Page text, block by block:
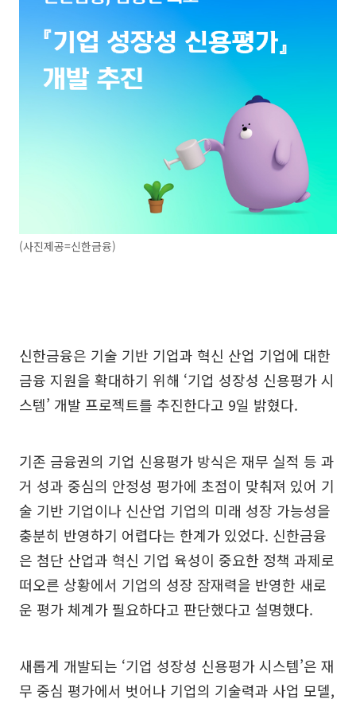
(사진제공=신한금융)
신한금융은 기술 기반 기업과 혁신 산업 기업에 대한
금융 지원을 확대하기 위해 ‘기업 성장성 신용평가 시
스템’ 개발 프로젝트를 추진한다고 9일 밝혔다.
기존 금융권의 기업 신용평가 방식은 재무 실적 등 과
거 성과 중심의 안정성 평가에 초점이 맞춰져 있어 기
술 기반 기업이나 신산업 기업의 미래 성장 가능성을
충분히 반영하기 어렵다는 한계가 있었다. 신한금융
은 첨단 산업과 혁신 기업 육성이 중요한 정책 과제로
떠오른 상황에서 기업의 성장 잠재력을 반영한 새로
운 평가 체계가 필요하다고 판단했다고 설명했다.
새롭게 개발되는 ‘기업 성장성 신용평가 시스템’은 재
무 중심 평가에서 벗어나 기업의 기술력과 사업 모델,